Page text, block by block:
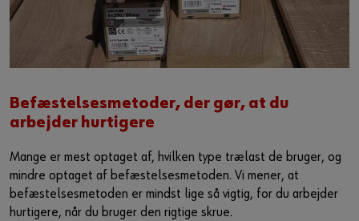
Befæstelsesmetoder, der gør, at du
arbejder hurtigere​
Mange er mest optaget af, hvilken type trælast de bruger, og
mindre optaget af befæstelsesmetoden. Vi mener, at
befæstelsesmetoden er mindst lige så vigtig, for du arbejder
hurtigere, når du bruger den rigtige skrue.